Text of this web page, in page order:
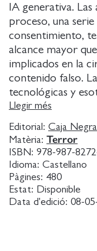
IA generativa. Las
proceso, una serie
consentimiento,
alcance mayor
implicados en la
contenido falso.
tecnológicas y
alterará de
ingresar al mundo
sustancia que los
hipersticional y
o duplicados de
por Jorge Luis
Orbis Tertius .
Llegir més
Editorial: Caja
Matèria: Terror
ISBN: 978-987-
Idioma: Castellano
Pàgines: 480
Estat: Disponible
Data d'edició: 08-